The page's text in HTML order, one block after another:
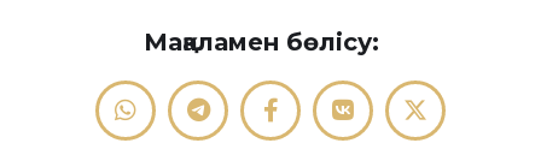
Мақаламен бөлісу: